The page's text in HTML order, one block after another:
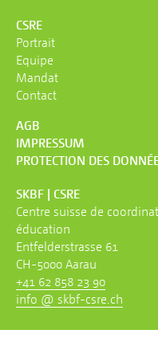
CSRE
Portrait
Equipe
Mandat
Contact
AGB
IMPRESSUM
PROTECTION DES
SKBF | CSRE
Centre suisse de
éducation
Entfelderstrasse 61
CH-5000 Aarau
+41 62 858 23 90
info @ skbf-csre.ch